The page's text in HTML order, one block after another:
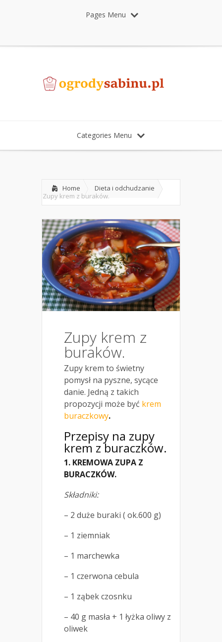
Pages Menu
Categories Menu
Home
Dieta i odchudzanie
Zupy krem z buraków.
Zupy krem z
buraków.
Zupy krem to świetny
pomysł na pyszne, sycące
danie. Jedną z takich
propozycji może być krem
buraczkowy.
Przepisy na zupy
krem z buraczków.
1. KREMOWA ZUPA Z
BURACZKÓW.
Składniki:
– 2 duże buraki ( ok.600 g)
– 1 ziemniak
– 1 marchewka
– 1 czerwona cebula
– 1 ząbek czosnku
– 40 g masła + 1 łyżka oliwy z
oliwek